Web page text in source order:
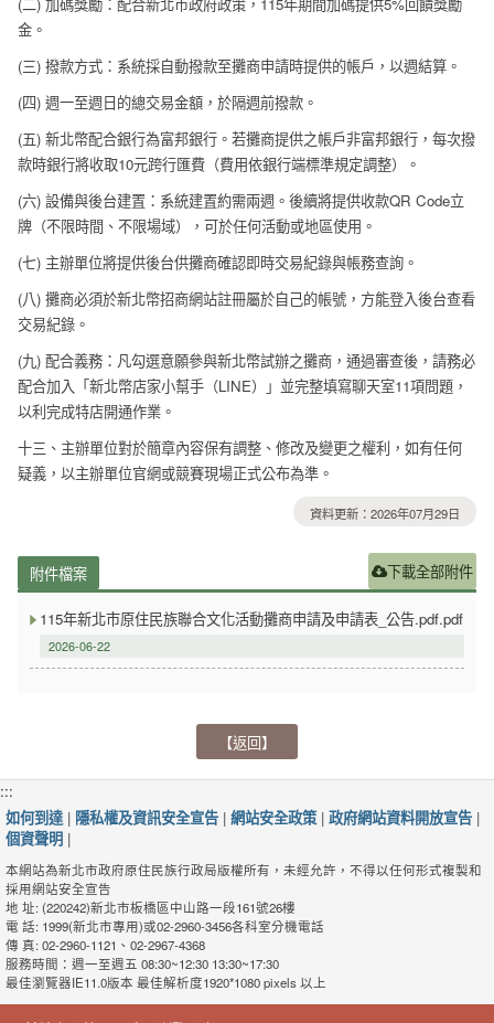
金。
(三) 撥款方式：系統採自動撥款至攤商申請時提供的帳戶，以週結算。
(四) 週一至週日的總交易金額，於隔週前撥款。
(五) 新北幣配合銀行為富邦銀行。若攤商提供之帳戶非富邦銀行，每次撥
款時銀行將收取10元跨行匯費（費用依銀行端標準規定調整）。
(六) 設備與後台建置：系統建置約需兩週。後續將提供收款QR Code立
牌（不限時間、不限場域），可於任何活動或地區使用。
(七) 主辦單位將提供後台供攤商確認即時交易紀錄與帳務查詢。
(八) 攤商必須於新北幣招商網站註冊屬於自己的帳號，方能登入後台查看
交易紀錄。
(九) 配合義務：凡勾選意願參與新北幣試辦之攤商，通過審查後，請務必
配合加入「新北幣店家小幫手（LINE）」並完整填寫聊天室11項問題，
以利完成特店開通作業。
十三、主辦單位對於簡章內容保有調整、修改及變更之權利，如有任何
疑義，以主辦單位官網或競賽現場正式公布為準。
資料更新：2026年07月29日
附件檔案 下載全部附件
115年新北市原住民族聯合文化活動攤商申請及申請表_公告.pdf.pdf
2026-06-22
【返回】
:::
如何到達 | 隱私權及資訊安全宣告 |網站安全政策|政府網站資料開放宣告 |
個資聲明 |
本網站為新北市政府原住民族行政局版權所有，未經允許，不得以任何形式複製和
採用網站安全宣告
地 址: (220242)新北市板橋區中山路一段161號26樓
電 話: 1999(新北市專用)或02-2960-3456各科室分機電話
傳 真: 02-2960-1121、02-2967-4368
服務時間：週一至週五 08:30~12:30 13:30~17:30
最佳瀏覽器IE11.0版本 最佳解析度1920*1080 pixels 以上